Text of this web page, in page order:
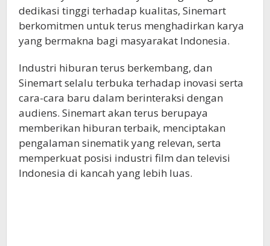
dedikasi tinggi terhadap kualitas, Sinemart
berkomitmen untuk terus menghadirkan karya
yang bermakna bagi masyarakat Indonesia.
Industri hiburan terus berkembang, dan
Sinemart selalu terbuka terhadap inovasi serta
cara-cara baru dalam berinteraksi dengan
audiens. Sinemart akan terus berupaya
memberikan hiburan terbaik, menciptakan
pengalaman sinematik yang relevan, serta
memperkuat posisi industri film dan televisi
Indonesia di kancah yang lebih luas.